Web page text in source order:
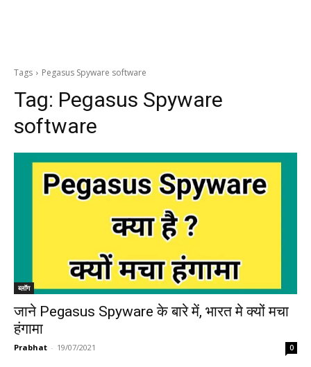
Tags Pegasus Spyware software
Tag: Pegasus Spyware
software
ब्लॉग
जाने Pegasus Spyware के बारे में, भारत मे क्यों मचा
हंगामा
Prabhat - 19/07/2021 0